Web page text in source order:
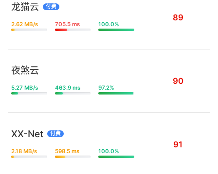
龙猫云 付费
2.62 MB/s 705.5 ms 100.0%
89
夜煞云
5.27 MB/s 463.9 ms 97.2%
90
XX-Net 付费
2.18 MB/s 598.5 ms 100.0%
91